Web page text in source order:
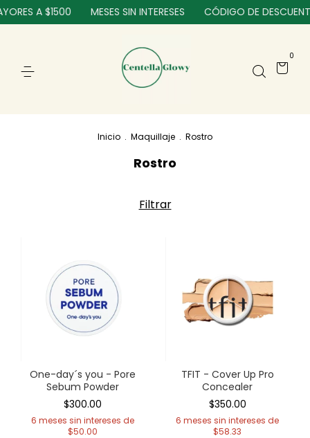
A $1500 MESES SIN INTERESES CÓDIGO DE
0
Inicio . Maquillaje . Rostro
Rostro
Filtrar
One-day´s you - Pore
Sebum Powder
$300.00
6 meses sin intereses de
$50.00
TFIT - Cover Up Pro
Concealer
$350.00
6 meses sin intereses de
$58.33